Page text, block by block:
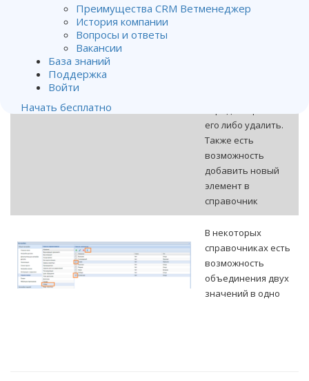
Преимущества CRM Ветменеджер
История компании
Вопросы и ответы
Вакансии
База знаний
Поддержка
Войти
Начать бесплатно
окне справа
его либо удалить.
Также есть
возможность
добавить новый
элемент в
справочник
В некоторых
справочниках есть
возможность
объединения двух
значений в одно